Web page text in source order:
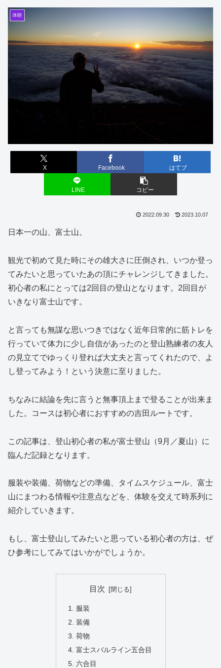
体験
X Facebook はてブ
LINE コピー
2022.09.30 2023.10.07
日本一の山、富士山。
観光で初めて見た時にその雄大さに圧倒され、いつか登っ
てみたいと思っていたあの頂にチャレンジしてきました。
初心者の私にとっては2回目の登山となります。2回目が
いきなり富士山です。
と言っても無謀な思いつきではなく近年日常的に筋トレを
行っていて体力に少し自信があったのと登山熟練者の友人
の見立てでゆっくり登れば大丈夫と言ってくれたので、よ
し登ってみよう！という決意に至りました。
ちなみに結論を先に言うと無事頂上まで登ることが出来ま
した。コースは初心者におすすめの吉田ルートです。
この記事は、登山初心者の私が富士登山（9月／夏山）に
臨んだ記録となります。
服装や装備、荷物などの準備、タイムスケジュール、富士
山にまつわる情報や注意点などを、体験を交えて時系列に
紹介していきます。
もし、富士登山してみたいと思っている初心者の方は、ぜ
ひ参考にしてみてはいかがでしょうか。
目次
服装
装備
荷物
富士スバルライン五合目
六合目